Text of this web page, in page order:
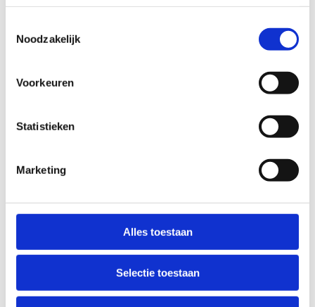
Noodzakelijk
Voorkeuren
Statistieken
Marketing
Alles toestaan
Selectie toestaan
leren je kind rollen, klimmen, klauteren en
springen in een uitdagend speellandschap met
toestellen en sportkussens. Een heus
Heb je toch nog vragen over Multimoven als G-
beantwoorden met plezier al je vragen.
Meer weten
over Multimove